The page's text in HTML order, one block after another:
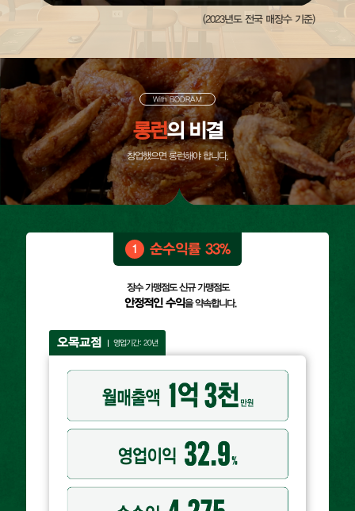
(2023년도 전국 매장수 기준)
With BODRAM
롱런의 비결
창업했으면 롱런해야 합니다.
1 순수익률 33%
장수 가맹점도 신규 가맹점도
안정적인 수익을 약속합니다.
오목교점 영업기간: 20년